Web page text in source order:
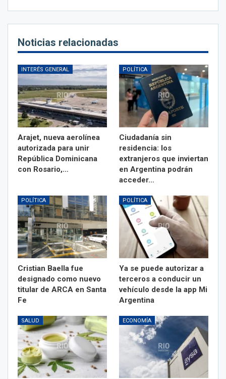
Noticias relacionadas
INTERÉS GENERAL
Arajet, nueva aerolínea
autorizada para unir
República Dominicana
con Rosario,…
POLÍTICA
Ciudadanía sin
residencia: los
extranjeros que inviertan
en Argentina podrán
acceder…
POLÍTICA
Cristian Baella fue
designado como nuevo
titular de ARCA en Santa
Fe
POLÍTICA
Ya se puede autorizar a
terceros a conducir un
vehículo desde la app Mi
Argentina
SALUD ECONOMÍA